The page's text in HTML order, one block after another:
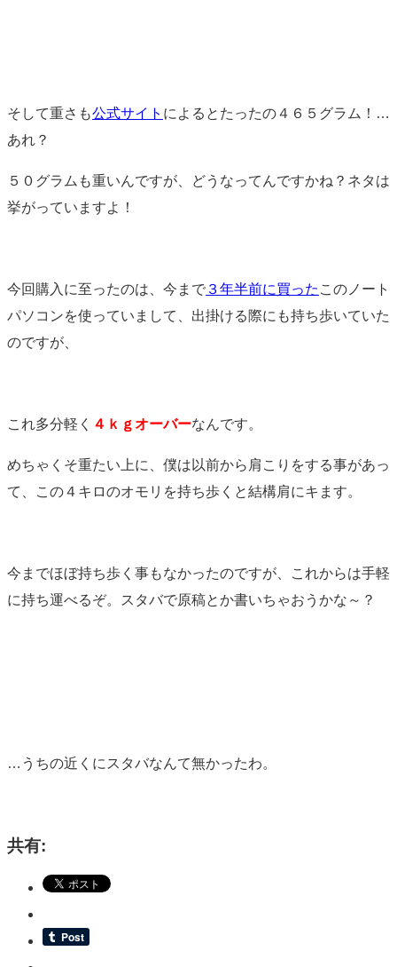
そして重さも公式サイト によるとたったの４６５グラム！…
あれ？
５０グラムも重いんですが、どうなってんですかね？ネタは
挙がっていますよ！
今回購入に至ったのは、今まで ３年半前に買った このノート
パソコンを使っていまして、出掛ける際にも持ち歩いていた
のですが、
これ多分軽く ４ｋｇオーバーなんです。
めちゃくそ重たい上に、僕は以前から肩こりをする事があっ
て、この４キロのオモリを持ち歩くと結構肩にキます。
今までほぼ持ち歩く事もなかったのですが、これからは手軽
に持ち運べるぞ。スタバで原稿とか書いちゃおうかな～？
…うちの近くにスタバなんて無かったわ。
共有: